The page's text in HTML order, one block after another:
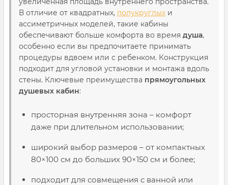
В отличие от квадратных, полукруглых и
ассиметричных моделей, такие кабины
обеспечивают больше комфорта во время душа,
особенно если вы предпочитаете принимать
процедуры вдвоем или с ребенком. Конструкция
подходит для угловой установки и монтажа вдоль
стены. Ключевые преимущества прямоугольных
душевых кабин:
просторная внутренняя зона – комфорт
даже при длительном использовании;
широкий выбор размеров – от компактных
80×100 см до больших 90×150 см и более;
подходит для совмещения с ванной или